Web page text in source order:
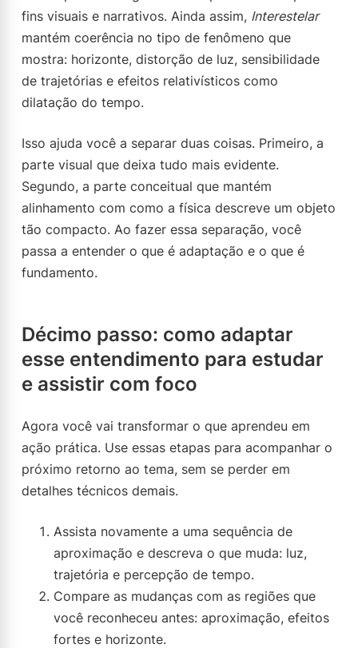
fins visuais e narrativos. Ainda assim, Interestelar
mantém coerência no tipo de fenômeno que
mostra: horizonte, distorção de luz, sensibilidade
de trajetórias e efeitos relativísticos como
dilatação do tempo.
Isso ajuda você a separar duas coisas. Primeiro, a
parte visual que deixa tudo mais evidente.
Segundo, a parte conceitual que mantém
alinhamento com como a física descreve um objeto
tão compacto. Ao fazer essa separação, você
passa a entender o que é adaptação e o que é
fundamento.
Décimo passo: como adaptar
esse entendimento para estudar
e assistir com foco
Agora você vai transformar o que aprendeu em
ação prática. Use essas etapas para acompanhar o
próximo retorno ao tema, sem se perder em
detalhes técnicos demais.
Assista novamente a uma sequência de
aproximação e descreva o que muda: luz,
trajetória e percepção de tempo.
Compare as mudanças com as regiões que
você reconheceu antes: aproximação, efeitos
fortes e horizonte.